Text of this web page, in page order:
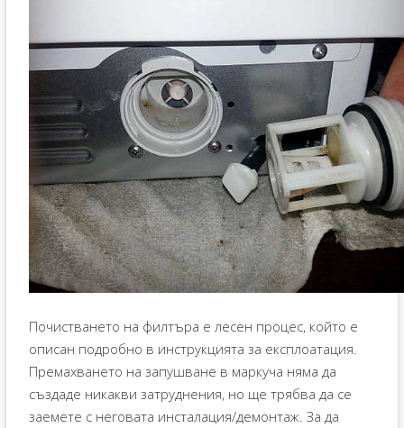
Почистването на филтъра е лесен процес, който е
описан подробно в инструкцията за експлоатация.
Премахването на запушване в маркуча няма да
създаде никакви затруднения, но ще трябва да се
заемете с неговата инсталация/демонтаж. За да